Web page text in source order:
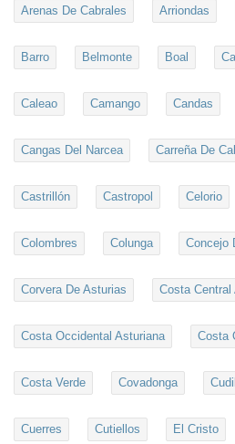
Arenas De Cabrales Arriondas
Barro Belmonte Boal
Caleao Camango Candas
Cangas Del Narcea Carreña De
Castrillón Castropol Celorio
Colombres Colunga Concejo
Corvera De Asturias Costa Central
Costa Occidental Asturiana Costa
Costa Verde Covadonga
Cuerres Cutiellos El Cristo